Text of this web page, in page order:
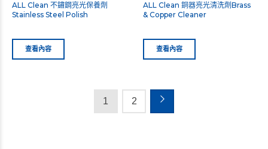
ALL Clean 不鏽鋼亮光保養劑
Stainless Steel Polish
查看內容
ALL Clean 銅器亮光清洗劑Brass
& Copper Cleaner
查看內容
1 2 →